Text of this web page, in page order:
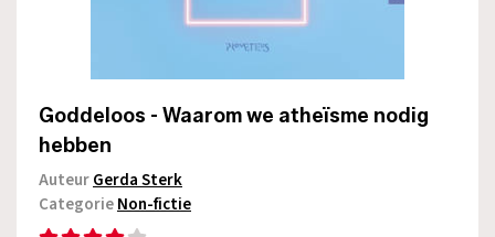
Goddeloos - Waarom we atheïsme nodig
hebben
AuteurGerda Sterk
CategorieNon-fictie